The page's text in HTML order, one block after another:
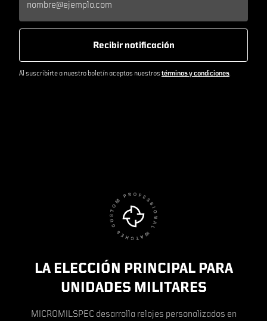
Recibir notificación
Al suscribirte a nuestro boletín aceptas nuestrostérminos y condiciones.
LA ELECCIÓN PRINCIPAL PARA
UNIDADES MILITARES
MICROMILSPEC desarrolla relojes personalizados en